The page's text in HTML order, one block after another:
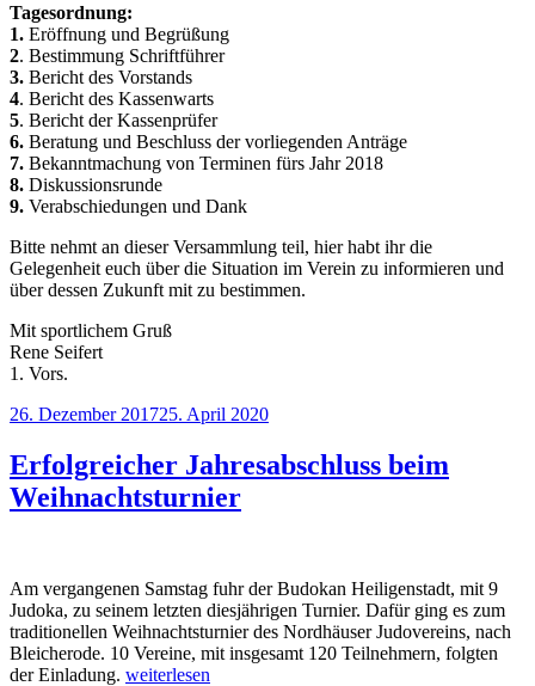
Tagesordnung:
1. Eröffnung und Begrüßung
2. Bestimmung Schriftführer
3. Bericht des Vorstands
4. Bericht des Kassenwarts
5. Bericht der Kassenprüfer
6. Beratung und Beschluss der vorliegenden Anträge
7. Bekanntmachung von Terminen fürs Jahr 2018
8. Diskussionsrunde
9. Verabschiedungen und Dank
Bitte nehmt an dieser Versammlung teil, hier habt ihr die
Gelegenheit euch über die Situation im Verein zu informieren und
über dessen Zukunft mit zu bestimmen.
Mit sportlichem Gruß
Rene Seifert
1. Vors.
Veröffentlicht
26. Dezember 201725. April 2020
Erfolgreicher Jahresabschluss beim
Weihnachtsturnier
Am vergangenen Samstag fuhr der Budokan Heiligenstadt, mit 9
Judoka, zu seinem letzten diesjährigen Turnier. Dafür ging es zum
traditionellen Weihnachtsturnier des Nordhäuser Judovereins, nach
Bleicherode. 10 Vereine, mit insgesamt 120 Teilnehmern, folgten
der Einladung. „Erfolgreicher
weiterlesen